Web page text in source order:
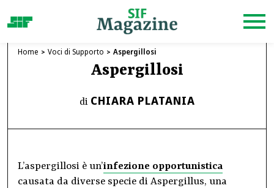
Home Voci di Supporto Aspergillosi
Aspergillosi
di CHIARA PLATANIA
L’aspergillosi è un’infezione opportunistica
causata da diverse specie di Aspergillus, una